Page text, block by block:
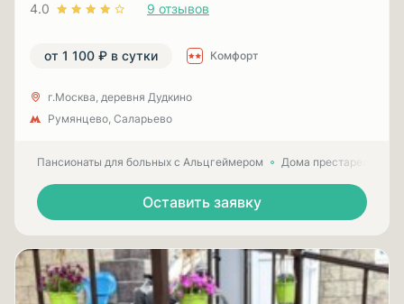
4.0 9 отзывов
от 1 100 ₽ в сутки Комфорт
г.Москва, деревня Дудкино
Румянцево, Саларьево
Пансионаты для больных с Альцгеймером Дома престарелых
Оставить заявку